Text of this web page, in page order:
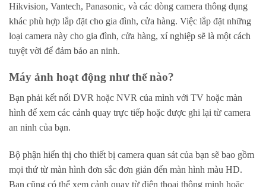
Hikvision, Vantech, Panasonic, và các dòng camera thông dụng
khác phù hợp lắp đặt cho gia đình, cửa hàng. Việc lắp đặt những
loại camera này cho gia đình, cửa hàng, xí nghiệp sẽ là một cách
tuyệt vời để đảm bảo an ninh.
Máy ảnh hoạt động như thế nào?
Bạn phải kết nối DVR hoặc NVR của mình với TV hoặc màn
hình để xem các cảnh quay trực tiếp hoặc được ghi lại từ camera
an ninh của bạn.
Bộ phận hiển thị cho thiết bị camera quan sát của bạn sẽ bao gồm
mọi thứ từ màn hình đơn sắc đơn giản đến màn hình màu HD.
Bạn cũng có thể xem cảnh quay từ điện thoại thông minh hoặc